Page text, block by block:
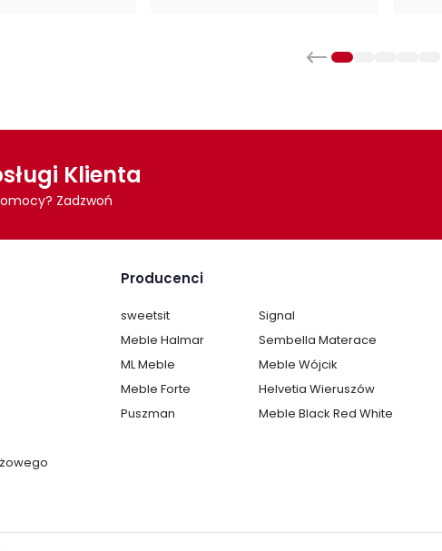
Klienta
Zadzwoń
Producenci
sweetsit
Signal
Meble Halmar
Sembella Materace
ML Meble
Meble Wójcik
Meble Forte
Helvetia Wieruszów
Puszman
Meble Black Red White